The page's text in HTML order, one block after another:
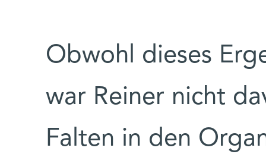
Obwohl dieses
war Reiner nicht
Falten in den